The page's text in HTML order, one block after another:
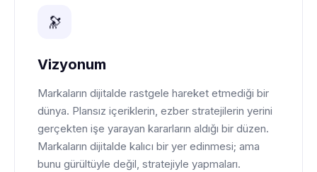
🔭
Vizyonum
Markaların dijitalde rastgele hareket etmediği bir
dünya. Plansız içeriklerin, ezber stratejilerin yerini
gerçekten işe yarayan kararların aldığı bir düzen.
Markaların dijitalde kalıcı bir yer edinmesi; ama
bunu gürültüyle değil, stratejiyle yapmaları.